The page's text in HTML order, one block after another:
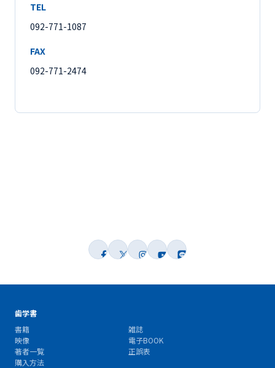
TEL
092-771-1087
FAX
092-771-2474
歯学書
書籍
雑誌
映像
電子BOOK
著者一覧
正誤表
購入方法